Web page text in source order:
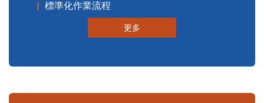
標準化作業流程
更多